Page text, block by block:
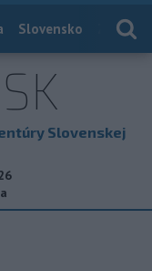
Slovensko
Slovenskej